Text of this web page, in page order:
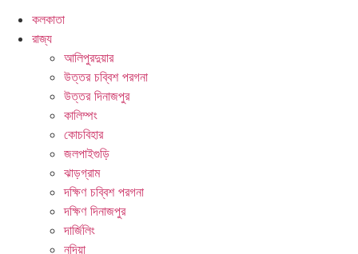
কলকাতা
রাজ্য
আলিপুরদুয়ার
উত্তর চব্বিশ পরগনা
উত্তর দিনাজপুর
কালিম্পং
কোচবিহার
জলপাইগুড়ি
ঝাড়গ্রাম
দক্ষিণ চব্বিশ পরগনা
দক্ষিণ দিনাজপুর
দার্জিলিং
নদিয়া